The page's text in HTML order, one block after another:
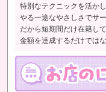
特別なテクニックを活か
やる一途なやさしさでサ
だから短期間だけ在籍し
金額を達成するだけでは